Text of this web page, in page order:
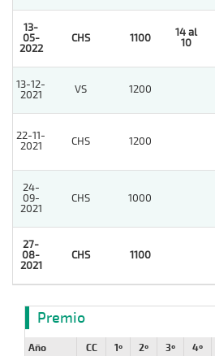
13-
05-
2022
CHS 1100
14 al
10
13-12-
2021
VS 1200
22-11-
2021
CHS 1200
24-
09-
2021
CHS 1000
27-
08-
2021
CHS 1100
Premio
Año CC 1º 2º 3º 4º